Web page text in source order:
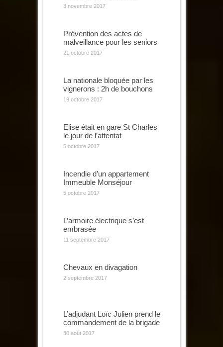
3 novembre 2017
Prévention des actes de
malveillance pour les seniors
21 octobre 2017
La nationale bloquée par les
vignerons : 2h de bouchons
19 octobre 2017
Elise était en gare St Charles
le jour de l’attentat
5 octobre 2017
Incendie d’un appartement
Immeuble Monséjour
5 octobre 2017
L’armoire électrique s’est
embrasée
11 septembre 2017
Chevaux en divagation
2 septembre 2017
L’adjudant Loïc Julien prend le
commandement de la brigade
30 août 2017